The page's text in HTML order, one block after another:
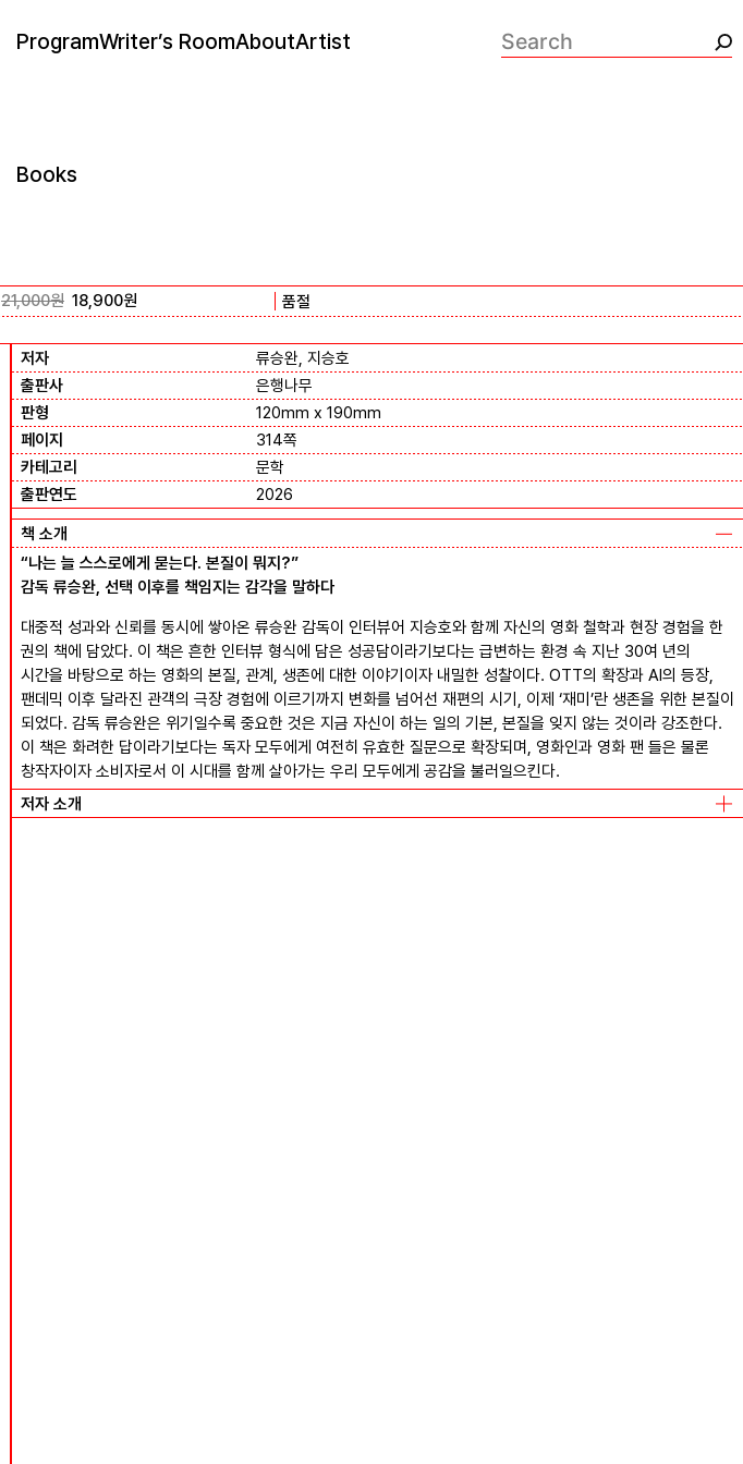
ProgramWriter’s RoomAboutArtist 검색:
Books
21,000원 18,900원 품절
저자
류승완, 지승호
출판사
은행나무
판형
120mm x 190mm
페이지
314쪽
카테고리
문학
출판연도
2026
책 소개
“나는 늘 스스로에게 묻는다. 본질이 뭐지?”
감독 류승완, 선택 이후를 책임지는 감각을 말하다
대중적 성과와 신뢰를 동시에 쌓아온 류승완 감독이 인터뷰어 지승호와 함께 자신의 영화 철학과 현장 경험을 한
권의 책에 담았다. 이 책은 흔한 인터뷰 형식에 담은 성공담이라기보다는 급변하는 환경 속 지난 30여 년의
시간을 바탕으로 하는 영화의 본질, 관계, 생존에 대한 이야기이자 내밀한 성찰이다. OTT의 확장과 AI의 등장,
팬데믹 이후 달라진 관객의 극장 경험에 이르기까지 변화를 넘어선 재편의 시기, 이제 ‘재미’란 생존을 위한 본질이
되었다. 감독 류승완은 위기일수록 중요한 것은 지금 자신이 하는 일의 기본, 본질을 잊지 않는 것이라 강조한다.
이 책은 화려한 답이라기보다는 독자 모두에게 여전히 유효한 질문으로 확장되며, 영화인과 영화 팬 들은 물론
창작자이자 소비자로서 이 시대를 함께 살아가는 우리 모두에게 공감을 불러일으킨다.
저자 소개